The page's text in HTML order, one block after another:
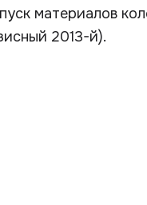
материалов
2013-й).